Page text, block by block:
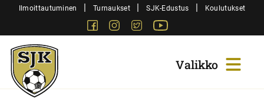
SiirryIlmoittautuminen | Turnaukset | SJK-Edustus | Koulutukset
FacebookInstagram
Twitter
Sjk-
Juniorit